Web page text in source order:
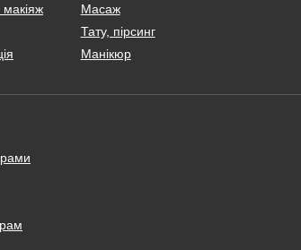
Масаж
Тату, пірсинг
Манікюр